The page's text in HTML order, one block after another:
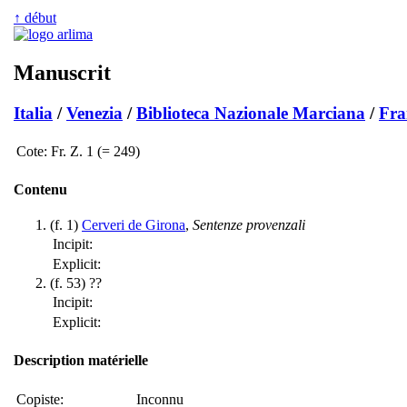
↑ début
Manuscrit
Italia /Venezia /Biblioteca Nazionale Marciana /
Cote: Fr. Z. 1 (= 249)
Contenu
(f. 1) Cerveri de Girona, Sentenze provenzali
Incipit:
Explicit:
(f. 53) ??
Incipit:
Explicit:
Description matérielle
Copiste:
Inconnu